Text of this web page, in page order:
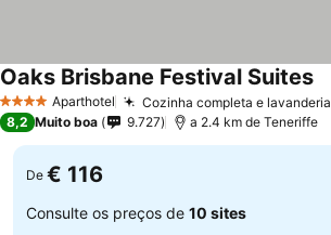
4 EstrelasAparthotel Cozinha completa e lavanderia
Oaks Brisbane Festival Suites
8,2 Muito boa 9.727 a 2.4 km de Teneriffe
De € 116
Consulte os preços de 10 sites